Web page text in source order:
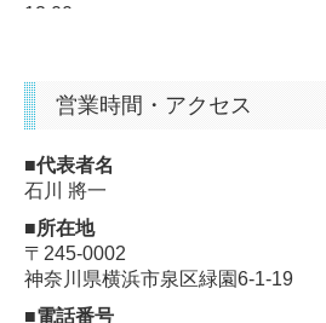
1/11(日
お休みさせていただきます。
何卒、宜しくお願い申し上げます。
2025/12/8
12/30(火)午後～ 1/3(土)
お休みさせていただきます。
12:00
血管年齢チェック 2022年
血管年齢チェック 2022年
営業時間・アクセス
■代表者名
石川 將一
■所在地
〒245-0002
神奈川県横浜市泉区緑園6-1-19
■電話番号